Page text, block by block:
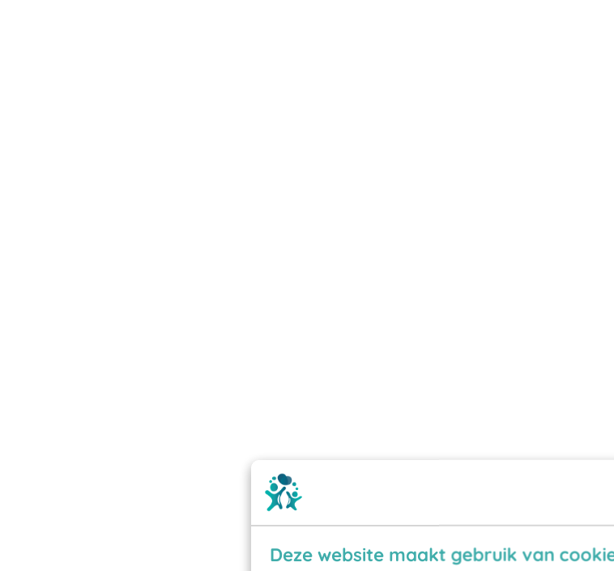
Deze website maakt gebruik van